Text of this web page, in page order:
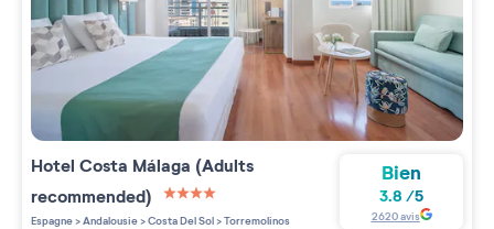
Hotel Costa Málaga (Adults
recommended)
4 étoiles sur 5
Espagne>Andalousie>Costa Del Sol>Torremolinos
Bien
3.8 /5
2620avis